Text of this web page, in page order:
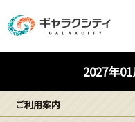
施設案内
ギャラクシティとは
2027年
ご利用案内